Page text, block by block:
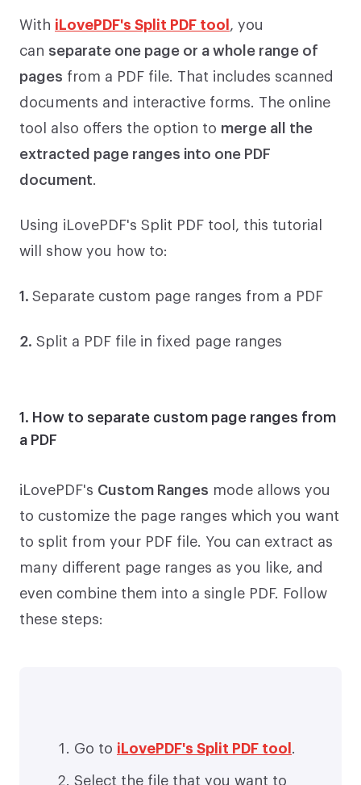
With iLovePDF's Split PDF tool , you
can separate one page or a whole range of
pages from a PDF file. That includes scanned
documents and interactive forms. The online
tool also offers the option to merge all the
extracted page ranges into one PDF
document
Using iLovePDF's Split PDF tool, this tutorial
will show you how to:
1. Separate custom page ranges from a PDF
2. Split a PDF file in fixed page ranges
1. How to separate custom page ranges from
a PDF
iLovePDF's Custom Ranges mode allows you
to customize the page ranges which you want
to split from your PDF file. You can extract as
many different page ranges as you like, and
even combine them into a single PDF. Follow
these steps:
Go to iLovePDF's Split PDF tool
Select the file that you want to